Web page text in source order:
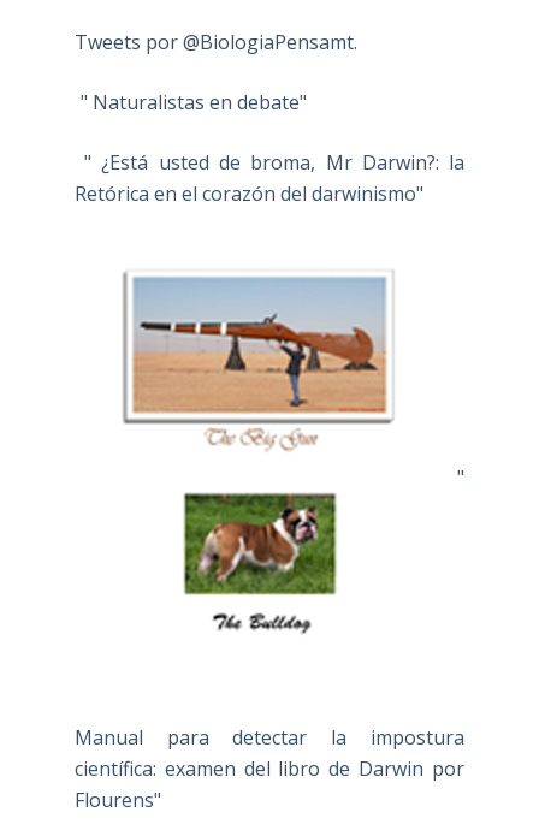
Tweets por @BiologiaPensamt.
" Naturalistas en debate"
" ¿Está usted de broma, Mr Darwin?: la
Retórica en el corazón del darwinismo"
"
Manual para detectar la impostura
científica: examen del libro de Darwin por
Flourens"